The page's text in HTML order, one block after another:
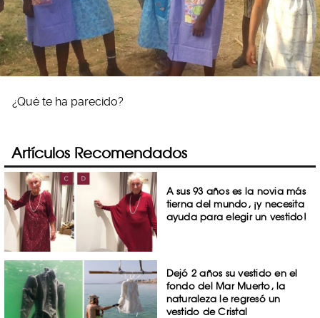
¿Qué te ha parecido?
Artículos Recomendados
A sus 93 años es la novia más
tierna del mundo, ¡y necesita
ayuda para elegir un vestido!
Dejó 2 años su vestido en el
fondo del Mar Muerto, la
naturaleza le regresó un
vestido de Cristal